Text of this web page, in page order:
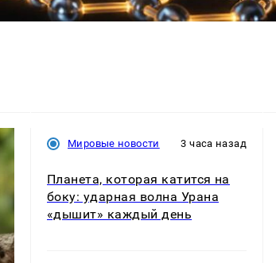
Мировые новости 3 часа назад
Планета, которая катится на
боку: ударная волна Урана
«дышит» каждый день